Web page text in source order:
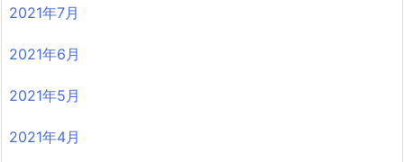
2021年7月
2021年6月
2021年5月
2021年4月